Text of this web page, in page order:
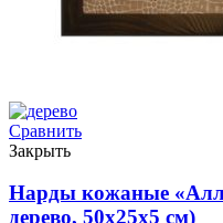
Сравнить
Закрыть
Нарды кожаные
дерево, 50х25х5 см)